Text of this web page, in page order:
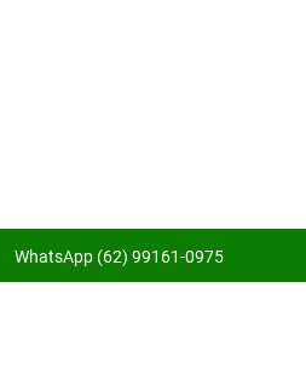
WhatsApp (62) 99161-0975